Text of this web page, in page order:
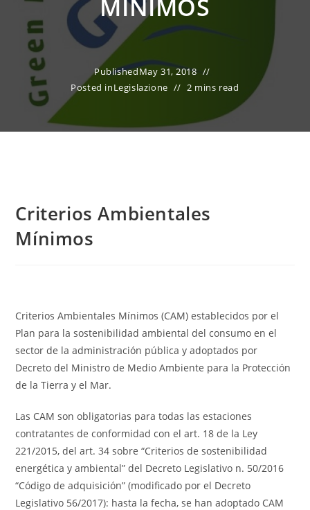
MÍNIMOS
PublishedMay 31, 2018
Posted inLegislazione 2 mins read
Criterios Ambientales
Mínimos
Criterios Ambientales Mínimos (CAM) establecidos por el
Plan para la sostenibilidad ambiental del consumo en el
sector de la administración pública y adoptados por
Decreto del Ministro de Medio Ambiente para la Protección
de la Tierra y el Mar.
Las CAM son obligatorias para todas las estaciones
contratantes de conformidad con el art. 18 de la Ley
221/2015, del art. 34 sobre “Criterios de sostenibilidad
energética y ambiental” del Decreto Legislativo n. 50/2016
“Código de adquisición” (modificado por el Decreto
Legislativo 56/2017): hasta la fecha, se han adoptado CAM